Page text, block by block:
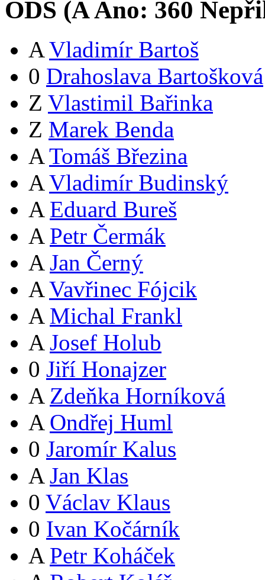
ODS (AAno: 360
A Vladimír Bartoš
0 Drahoslava Bartošková
Z Vlastimil Bařinka
Z Marek Benda
A Tomáš Březina
A Vladimír Budinský
A Eduard Bureš
A Petr Čermák
A Jan Černý
A Vavřinec Fójcik
A Michal Frankl
A Josef Holub
0 Jiří Honajzer
A Zdeňka Horníková
A Ondřej Huml
0 Jaromír Kalus
A Jan Klas
0 Václav Klaus
0 Ivan Kočárník
A Petr Koháček